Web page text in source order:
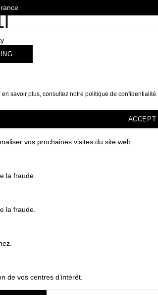
savoir plus, consultez notre politique de confidentialité.
ACCEPT
vos prochaines visites du site web.
la fraude.
la fraude.
de vos centres d’intérêt.